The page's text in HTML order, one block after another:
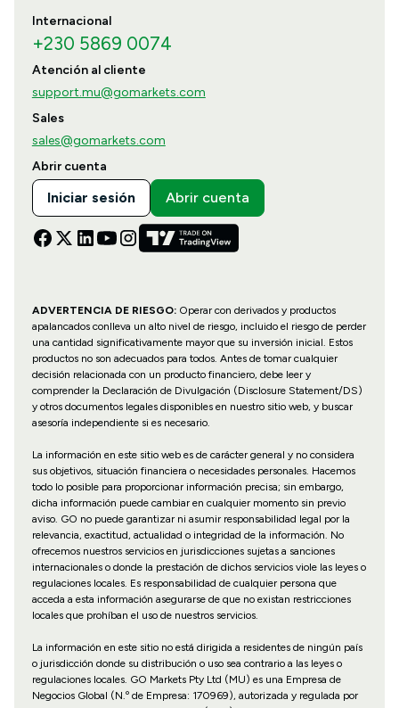
Internacional
+230 5869 0074
Atención al cliente
support.mu@gomarkets.com
Sales
sales@gomarkets.com
Abrir cuenta
Iniciar sesión Abrir cuenta
ADVERTENCIA DE RIESGO:Operar con derivados y productos
apalancados conlleva un alto nivel de riesgo, incluido el riesgo de perder
una cantidad significativamente mayor que su inversión inicial. Estos
productos no son adecuados para todos. Antes de tomar cualquier
decisión relacionada con un producto financiero, debe leer y
comprender la Declaración de Divulgación (Disclosure Statement/DS)
y otros documentos legales disponibles en nuestro sitio web, y buscar
asesoría independiente si es necesario.
La información en este sitio web es de carácter general y no considera
sus objetivos, situación financiera o necesidades personales. Hacemos
todo lo posible para proporcionar información precisa; sin embargo,
dicha información puede cambiar en cualquier momento sin previo
aviso. GO no puede garantizar ni asumir responsabilidad legal por la
relevancia, exactitud, actualidad o integridad de la información. No
ofrecemos nuestros servicios en jurisdicciones sujetas a sanciones
internacionales o donde la prestación de dichos servicios viole las leyes o
regulaciones locales. Es responsabilidad de cualquier persona que
acceda a esta información asegurarse de que no existan restricciones
locales que prohíban el uso de nuestros servicios.
La información en este sitio no está dirigida a residentes de ningún país
o jurisdicción donde su distribución o uso sea contrario a las leyes o
regulaciones locales. GO Markets Pty Ltd (MU) es una Empresa de
Negocios Global (N.º de Empresa: 170969), autorizada y regulada por